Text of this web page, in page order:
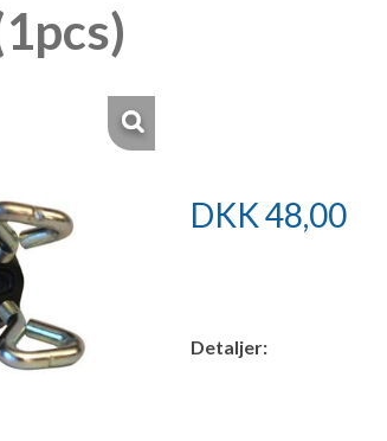
DKK48,00
Detaljer: